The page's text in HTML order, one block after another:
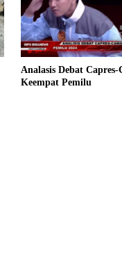
Analasis Debat Capres-
Keempat Pemilu